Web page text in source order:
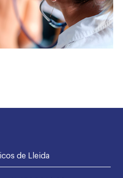
de Lleida